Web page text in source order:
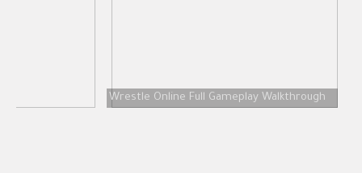
Wrestle Online Full Gameplay Walkthrough